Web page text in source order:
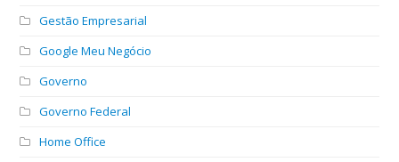
Gestão Empresarial
Google Meu Negócio
Governo
Governo Federal
Home Office